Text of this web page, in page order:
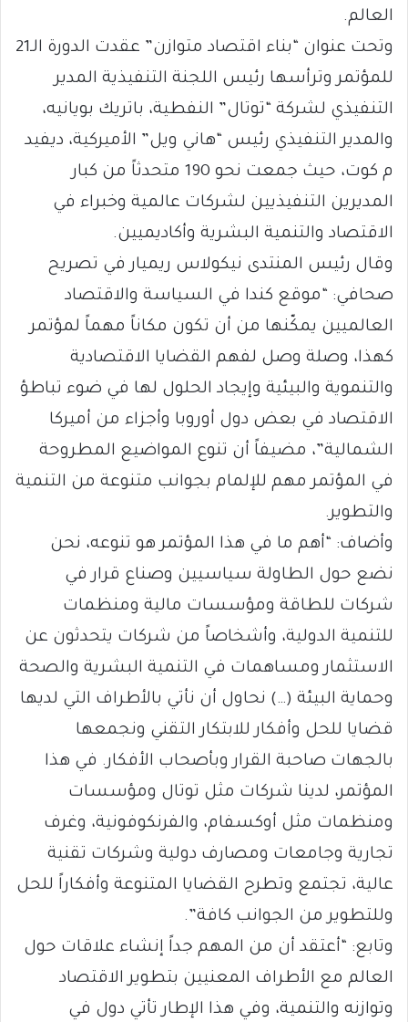
العالم.
وتحت عنوان “بناء اقتصاد متوازن” عقدت الدورة الـ21
للمؤتمر وترأسها رئيس اللجنة التنفيذية المدير
التنفيذي لشركة “توتال” النفطية، باتريك بويانيه،
والمدير التنفيذي رئيس “هاني ويل” الأميركية، ديفيد
م كوت، حيث جمعت نحو 190 متحدثاً من كبار
المديرين التنفيذيين لشركات عالمية وخبراء في
الاقتصاد والتنمية البشرية وأكاديميين.
وقال رئيس المنتدى نيكولاس ريميار في تصريح
صحافي: “موقع كندا في السياسة والاقتصاد
العالميين يمكّنها من أن تكون مكاناً مهماً لمؤتمر
كهذا، وصلة وصل لفهم القضايا الاقتصادية
والتنموية والبيئية وإيجاد الحلول لها في ضوء تباطؤ
الاقتصاد في بعض دول أوروبا وأجزاء من أميركا
الشمالية”، مضيفاً أن تنوع المواضيع المطروحة
في المؤتمر مهم للإلمام بجوانب متنوعة من التنمية
والتطوير.
وأضاف: “أهم ما في هذا المؤتمر هو تنوعه، نحن
نضع حول الطاولة سياسيين وصناع قرار في
شركات للطاقة ومؤسسات مالية ومنظمات
للتنمية الدولية، وأشخاصاً من شركات يتحدثون عن
الاستثمار ومساهمات في التنمية البشرية والصحة
وحماية البيئة (…) نحاول أن نأتي بالأطراف التي لديها
قضايا للحل وأفكار للابتكار التقني ونجمعها
بالجهات صاحبة القرار وبأصحاب الأفكار. في هذا
المؤتمر، لدينا شركات مثل توتال ومؤسسات
ومنظمات مثل أوكسفام، والفرنكوفونية، وغرف
تجارية وجامعات ومصارف دولية وشركات تقنية
عالية، تجتمع وتطرح القضايا المتنوعة وأفكاراً للحل
وللتطوير من الجوانب كافة”.
وتابع: “أعتقد أن من المهم جداً إنشاء علاقات حول
العالم مع الأطراف المعنيين بتطوير الاقتصاد
وتوازنه والتنمية، وفي هذا الإطار تأتي دول في